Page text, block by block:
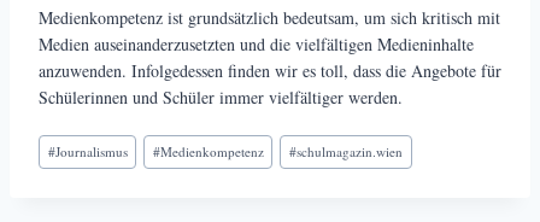
Medienkompetenz ist grundsätzlich bedeutsam, um sich kritisch mit
Medien auseinanderzusetzten und die vielfältigen Medieninhalte
anzuwenden. Infolgedessen finden wir es toll, dass die Angebote für
Schülerinnen und Schüler immer vielfältiger werden.
Schlagworte:
#Journalismus #Medienkompetenz #schulmagazin.wien